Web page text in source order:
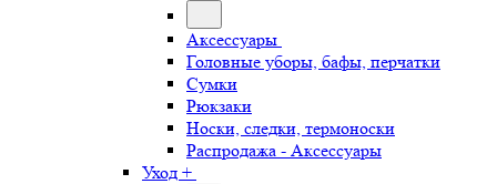
Аксессуары
Головные уборы, бафы, перчатки
Сумки
Рюкзаки
Носки, следки, термоноски
Распродажа - Аксессуары
Уход +